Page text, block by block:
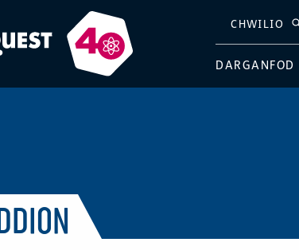
CHWILIO
DARGANFOD